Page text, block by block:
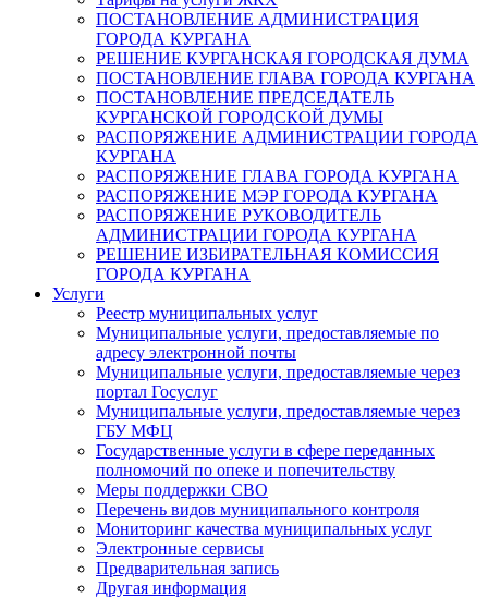
ПОСТАНОВЛЕНИЕ АДМИНИСТРАЦИЯ
ГОРОДА КУРГАНА
РЕШЕНИЕ КУРГАНСКАЯ ГОРОДСКАЯ ДУМА
ПОСТАНОВЛЕНИЕ ГЛАВА ГОРОДА КУРГАНА
ПОСТАНОВЛЕНИЕ ПРЕДСЕДАТЕЛЬ
КУРГАНСКОЙ ГОРОДСКОЙ ДУМЫ
РАСПОРЯЖЕНИЕ АДМИНИСТРАЦИИ ГОРОДА
КУРГАНА
РАСПОРЯЖЕНИЕ ГЛАВА ГОРОДА КУРГАНА
РАСПОРЯЖЕНИЕ МЭР ГОРОДА КУРГАНА
РАСПОРЯЖЕНИЕ РУКОВОДИТЕЛЬ
АДМИНИСТРАЦИИ ГОРОДА КУРГАНА
РЕШЕНИЕ ИЗБИРАТЕЛЬНАЯ КОМИССИЯ
ГОРОДА КУРГАНА
Услуги
Реестр муниципальных услуг
Муниципальные услуги, предоставляемые по
адресу электронной почты
Муниципальные услуги, предоставляемые через
портал Госуслуг
Муниципальные услуги, предоставляемые через
ГБУ МФЦ
Государственные услуги в сфере переданных
полномочий по опеке и попечительству
Меры поддержки СВО
Перечень видов муниципального контроля
Мониторинг качества муниципальных услуг
Электронные сервисы
Предварительная запись
Другая информация